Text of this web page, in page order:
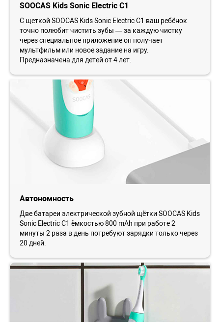
SOOCAS Kids Sonic Electric С1
С щеткой SOOCAS Kids Sonic Electric С1 ваш ребёнок
точно полюбит чистить зубы — за каждую чистку
через специальное приложение он получает
мультфильм или новое задание на игру.
Предназначена для детей от 4 лет.
Автономность
Две батареи электрической зубной щётки SOOCAS Kids
Sonic Electric С1 ёмкостью 800 mAh при работе 2
минуты 2 раза в день потребуют зарядки только через
20 дней.